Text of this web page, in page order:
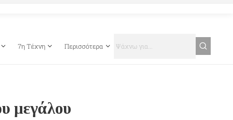
7η Τέχνη Περισσότερα
μεγάλου